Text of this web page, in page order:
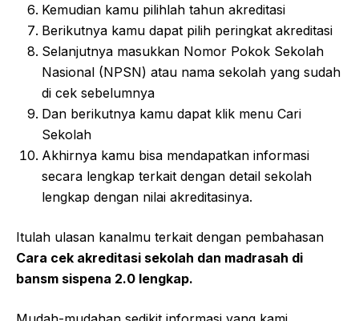
Kemudian kamu pilihlah tahun akreditasi
Berikutnya kamu dapat pilih peringkat akreditasi
Selanjutnya masukkan Nomor Pokok Sekolah
Nasional (NPSN) atau nama sekolah yang sudah
di cek sebelumnya
Dan berikutnya kamu dapat klik menu Cari
Sekolah
Akhirnya kamu bisa mendapatkan informasi
secara lengkap terkait dengan detail sekolah
lengkap dengan nilai akreditasinya.
Itulah ulasan kanalmu terkait dengan pembahasan
Cara cek akreditasi sekolah dan madrasah di
bansm sispena 2.0 lengkap.